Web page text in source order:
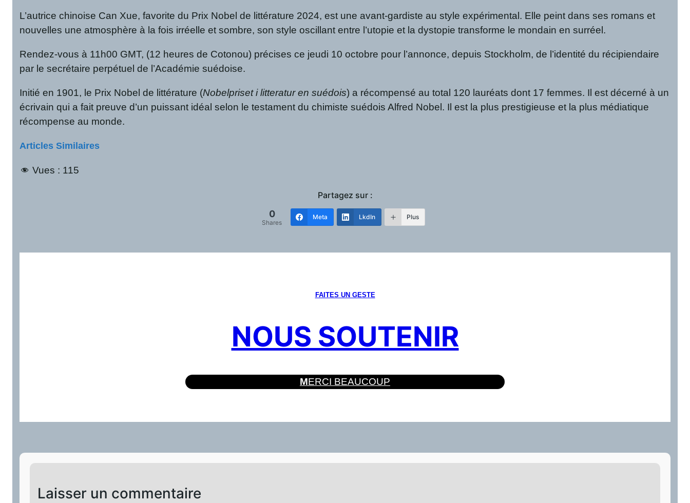
L’autrice chinoise Can Xue, favorite du Prix Nobel de littérature 2024, est une avant-gardiste au style expérimental. Elle peint dans ses romans et
nouvelles une atmosphère à la fois irréelle et sombre, son style oscillant entre l’utopie et la dystopie transforme le mondain en surréel.
Rendez-vous à 11h00 GMT, (12 heures de Cotonou) précises ce jeudi 10 octobre pour l’annonce, depuis Stockholm, de l’identité du récipiendaire
par le secrétaire perpétuel de l’Académie suédoise.
Initié en 1901, le Prix Nobel de littérature (Nobelpriset i litteratur en suédois) a récompensé au total 120 lauréats dont 17 femmes. Il est décerné à un
écrivain qui a fait preuve d’un puissant idéal selon le testament du chimiste suédois Alfred Nobel. Il est la plus prestigieuse et la plus médiatique
récompense au monde.
Articles Similaires
Vues : 115
Partagez sur :
0
Shares
Meta LkdIn Plus
FAITES UN GESTE
NOUS SOUTENIR
MERCI BEAUCOUP
Laisser un commentaire